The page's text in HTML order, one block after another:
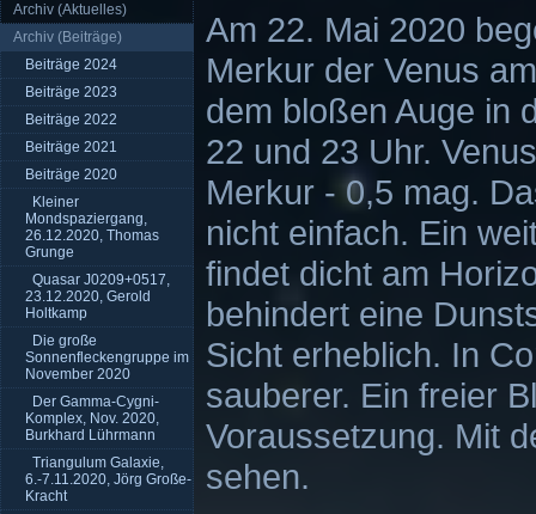
Archiv (Aktuelles)
Archiv (Beiträge)
Beiträge 2024
Beiträge 2023
Beiträge 2022
Beiträge 2021
Beiträge 2020
Kleiner
Mondspaziergang,
26.12.2020, Thomas
Grunge
Quasar J0209+0517,
23.12.2020, Gerold
Holtkamp
Die große
Sonnenfleckengruppe im
November 2020
Der Gamma-Cygni-
Komplex, Nov. 2020,
Burkhard Lührmann
Triangulum Galaxie,
6.-7.11.2020, Jörg Große-
Kracht
Am 22. Mai 2020
Merkur der Venus
dem bloßen Auge in
22 und 23 Uhr.
Merkur - 0,5 mag.
nicht einfach. Ein
findet dicht am
behindert eine
Sicht erheblich. In
sauberer. Ein freier
Voraussetzung. Mit
sehen.